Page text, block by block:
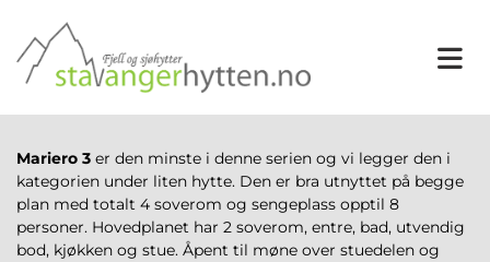
Mariero 3 er den minste i denne serien og vi legger den i
kategorien under liten hytte. Den er bra utnyttet på begge
plan med totalt 4 soverom og sengeplass opptil 8
personer. Hovedplanet har 2 soverom, entre, bad, utvendig
bod, kjøkken og stue. Åpent til møne over stuedelen og